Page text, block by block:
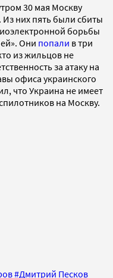
30 мая Москву
них пять были сбиты
борьбы
Они попали в три
из жильцов не
за атаку на
офиса украинского
что Украина не имеет
на Москву.
#Дмитрий Песков